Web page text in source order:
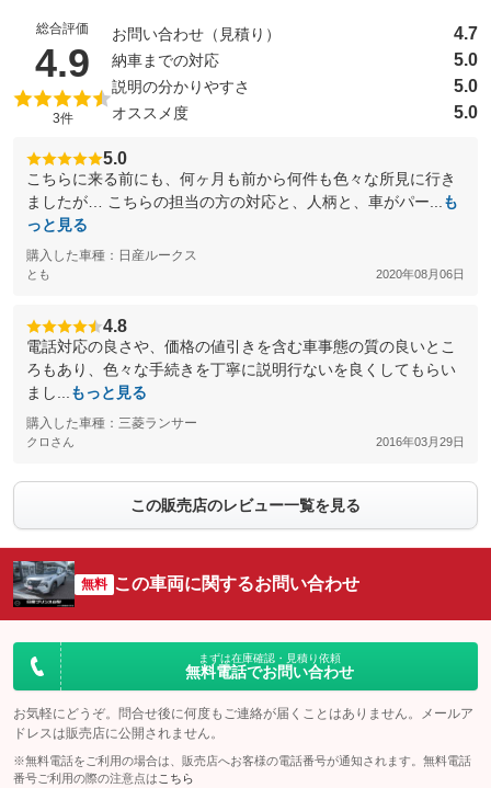
総合評価
4.9 （5点満点中）
3件
お問い合わせ（見積り） 4.7
納車までの対応 5.0
説明の分かりやすさ 5.0
オススメ度 5.0
5.0
こちらに来る前にも、何ヶ月も前から何件も色々な所見に行き
ましたが… こちらの担当の方の対応と、人柄と、車がパー...
も
っと見る
購入した車種：日産ルークス
とも 2020年08月06日
4.8
電話対応の良さや、価格の値引きを含む車事態の質の良いとこ
ろもあり、色々な手続きを丁寧に説明行ないを良くしてもらい
まし...
もっと見る
購入した車種：三菱ランサー
クロさん 2016年03月29日
この販売店のレビュー一覧を見る
無料 この車両に関するお問い合わせ
まずは在庫確認・見積り依頼
無料電話でお問い合わせ
お気軽にどうぞ。問合せ後に何度もご連絡が届くことはありません。メールア
ドレスは販売店に公開されません。
※無料電話をご利用の場合は、販売店へお客様の電話番号が通知されます。無料電話
番号ご利用の際の注意点は こちら